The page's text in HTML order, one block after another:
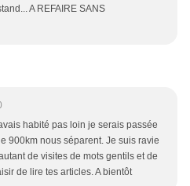
A REFAIRE SANS
habité pas loin je serais passée
900km nous séparent. Je suis ravie
de visites de mots gentils et de
de lire tes articles. A bientôt